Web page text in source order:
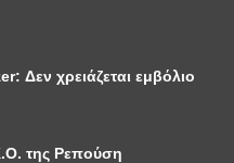
Δεν χρειάζεται εμβόλιο
της Ρεπούση